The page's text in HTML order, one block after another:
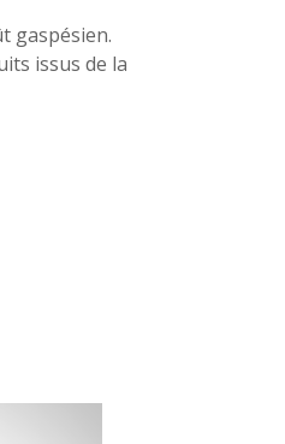
gaspésien.
issus de la